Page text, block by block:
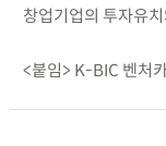
창업기업의 투자유
<붙임> K-BIC 벤처